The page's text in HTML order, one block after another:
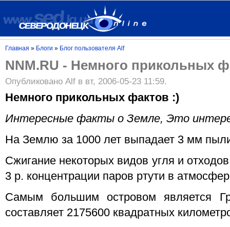
Главная » Блоги » Блог пользователя Alf
NNM.RU - Немного прикольных
Опубликовано Alf в вт, 2006-05-23 11:59.
Немного прикольных фактов :)
Интересные факты о Земле, Это
На Землю за 1000 лет выпадает 3 мм
Сжигание некоторых видов угля и
3 р. концентрации паров ртути в
Самым большим островом является
составляет 2175600 квадратных